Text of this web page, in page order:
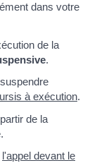
dans votre
de la
.
à exécution.
de la
l'appel devant le